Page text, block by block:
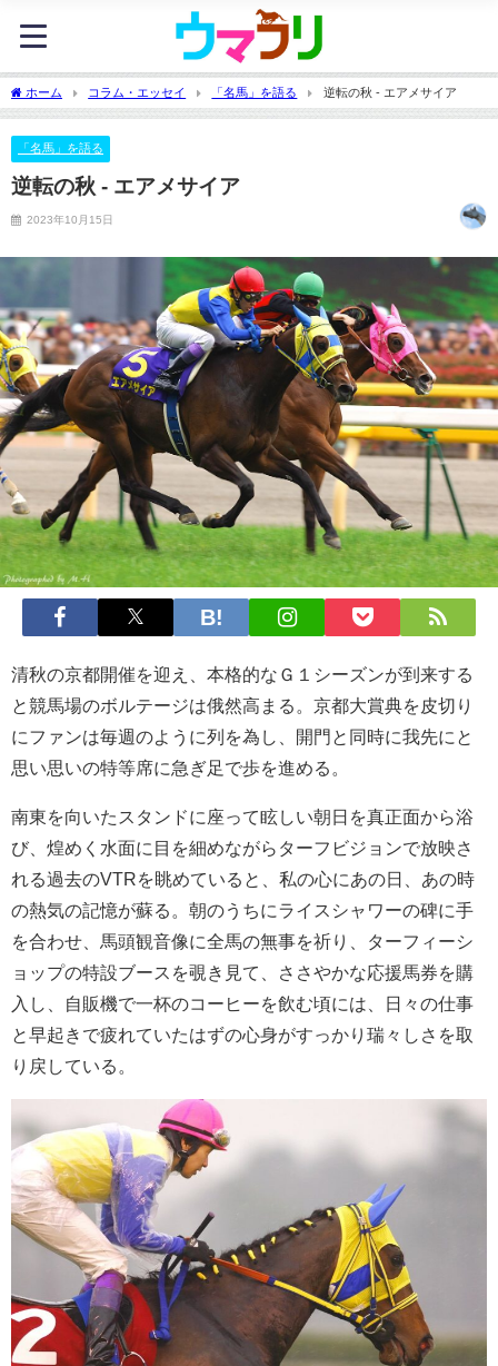
ホーム コラム・エッセイ 「名馬」を語る 逆転の秋 - エアメサイア
「名馬」を語る
逆転の秋 - エアメサイア
2023年10月15日
清秋の京都開催を迎え、本格的なＧ１シーズンが到来する
と競馬場のボルテージは俄然高まる。京都大賞典を皮切り
にファンは毎週のように列を為し、開門と同時に我先にと
思い思いの特等席に急ぎ足で歩を進める。
南東を向いたスタンドに座って眩しい朝日を真正面から浴
び、煌めく水面に目を細めながらターフビジョンで放映さ
れる過去のVTRを眺めていると、私の心にあの日、あの時
の熱気の記憶が蘇る。朝のうちにライスシャワーの碑に手
を合わせ、馬頭観音像に全馬の無事を祈り、ターフィーシ
ョップの特設ブースを覗き見て、ささやかな応援馬券を購
入し、自販機で一杯のコーヒーを飲む頃には、日々の仕事
と早起きで疲れていたはずの心身がすっかり瑞々しさを取
り戻している。